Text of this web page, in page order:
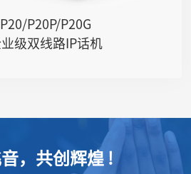
P20/P20P/P20G
级双线路IP话机
● 支持IPv4、IPv6协议
多路Opus、G.722等语音编解...
，共创辉煌 !